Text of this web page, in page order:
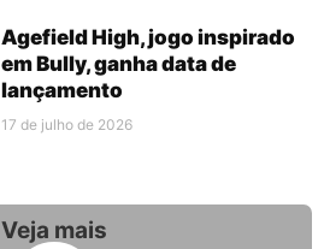
Agefield High, jogo inspirado
em Bully, ganha data de
lançamento
17 de julho de 2026
Veja mais